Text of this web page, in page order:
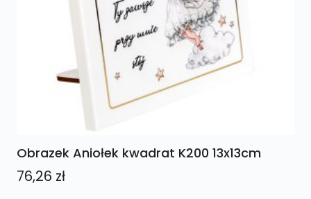
Obrazek Aniołek kwadrat K200 13x13cm
76,26 zł